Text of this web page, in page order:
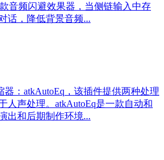
音频闪避效果器，当侧链输入中存
话，降低背景音频...
器：atkAutoEq，该插件提供两种处理
人声处理。atkAutoEq是一款自动和
出和后期制作环境...